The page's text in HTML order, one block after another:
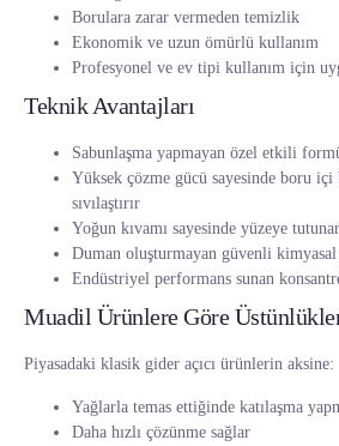
Borulara zarar vermeden temizlik
Ekonomik ve uzun ömürlü kullanım
Profesyonel ve ev tipi kullanım için
Teknik Avantajları
Sabunlaşma yapmayan özel etkili
Yüksek çözme gücü sayesinde boru
sıvılaştırır
Yoğun kıvamı sayesinde yüzeye
Duman oluşturmayan güvenli kimyasal
Endüstriyel performans sunan
Muadil Ürünlere Göre
Piyasadaki klasik gider açıcı ürünlerin aksine:
Yağlarla temas ettiğinde katılaşma
Daha hızlı çözünme sağlar